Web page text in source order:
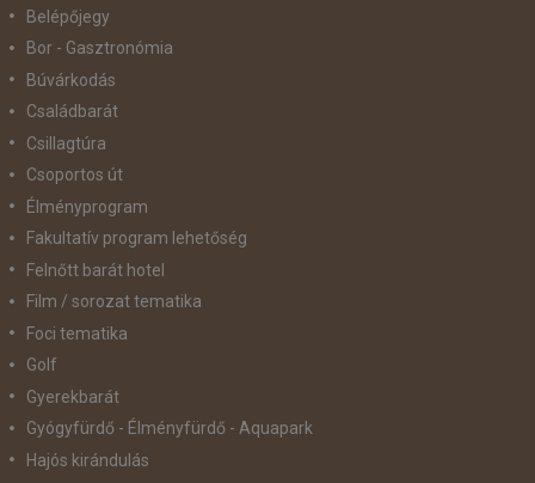
Belépőjegy
Bor - Gasztronómia
Búvárkodás
Családbarát
Csillagtúra
Csoportos út
Élményprogram
Fakultatív program lehetőség
Felnőtt barát hotel
Film / sorozat tematika
Foci tematika
Golf
Gyerekbarát
Gyógyfürdő - Élményfürdő - Aquapark
Hajós kirándulás